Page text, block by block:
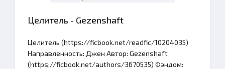
Целитель - Gezenshaft
Целитель (https://ficbook.net/readfic/10204035)
Направленность: Джен Автор: Gezenshaft
(https://ficbook.net/authors/3670535) Фэндом: